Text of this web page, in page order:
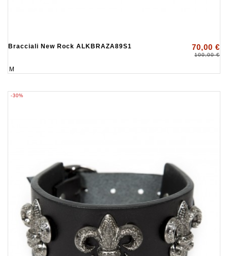
Bracciali New Rock ALKBRAZA89S1 70,00 €
100,00 €
M
-30%